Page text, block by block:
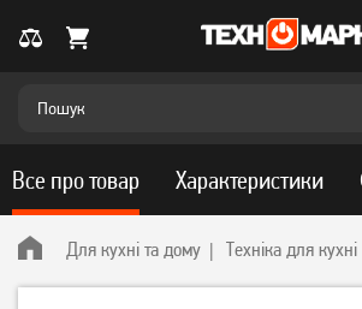
Для кухні та дому Техніка для кухні
Все про товар Характеристики